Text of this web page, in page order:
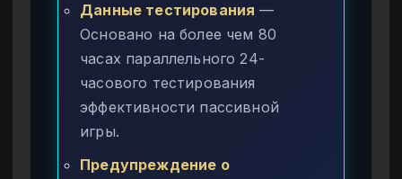
Данные тестирования —
Основано на более чем 80
часах параллельного 24-
часового тестирования
эффективности пассивной
игры.
Предупреждение о